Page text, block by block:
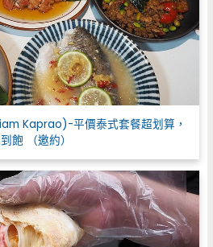
Kaprao)-平價泰式套餐超划算，
飽 （邀約）